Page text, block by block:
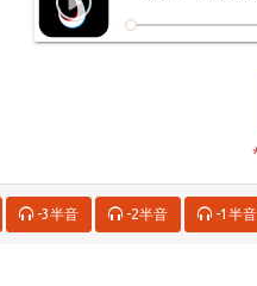
-3半音 -2半音 -1半音